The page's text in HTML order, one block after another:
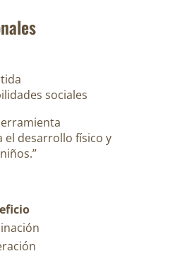
sociales
desarrollo físico y